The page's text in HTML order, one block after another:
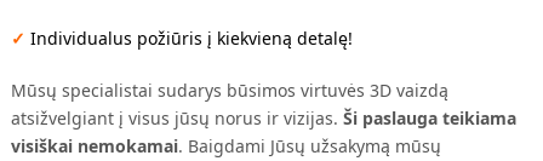
✓ Individualus požiūris į kiekvieną detalę!
Mūsų specialistai sudarys būsimos virtuvės 3D vaizdą
atsižvelgiant į visus jūsų norus ir vizijas. Ši paslauga teikiama
visiškai nemokamai. Baigdami Jūsų užsakymą mūsų